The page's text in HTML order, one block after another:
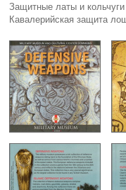
Защитные латы и
Кавалерийская защита